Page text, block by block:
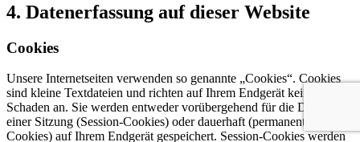
4. Datenerfassung auf dieser Website
Cookies
Unsere Internetseiten verwenden so genannte „Cookies“. Cookies
sind kleine Textdateien und richten auf Ihrem Endgerät keinen
Schaden an. Sie werden entweder vorübergehend für die Dauer
einer Sitzung (Session-Cookies) oder dauerhaft (permanente
Cookies) auf Ihrem Endgerät gespeichert. Session-Cookies werden